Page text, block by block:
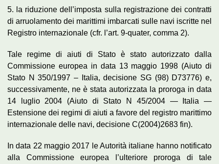
5. la riduzione dell’imposta sulla registrazione dei contratti
di arruolamento dei marittimi imbarcati sulle navi iscritte nel
Registro internazionale (cfr. l’art. 9-quater, comma 2).
Tale regime di aiuti di Stato è stato autorizzato dalla
Commissione europea in data 13 maggio 1998 (Aiuto di
Stato N 350/1997 – Italia, decisione SG (98) D73776) e,
successivamente, ne è stata autorizzata la proroga in data
14 luglio 2004 (Aiuto di Stato N 45/2004 — Italia —
Estensione dei regimi di aiuti a favore del registro marittimo
internazionale delle navi, decisione C(2004)2683 fin).
In data 22 maggio 2017 le Autorità italiane hanno notificato
alla Commissione europea l’ulteriore proroga di tale